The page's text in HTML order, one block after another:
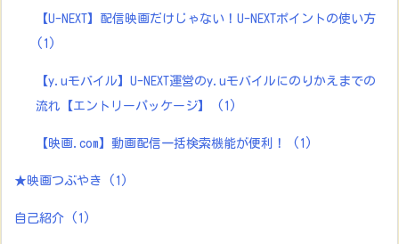
【U-NEXT】配信映画だけじゃない！U-NEXTポイントの使い方
(1)
【y.uモバイル】U-NEXT運営のy.uモバイルにのりかえまでの
流れ【エントリーパッケージ】
(1)
【映画.com】動画配信一括検索機能が便利！ (1)
★映画つぶやき (1)
自己紹介 (1)